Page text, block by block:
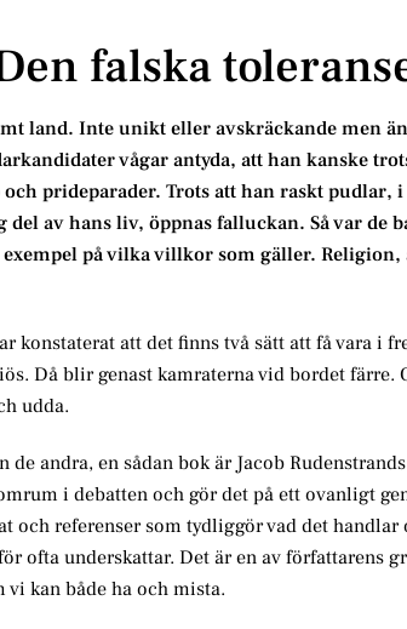
falska
land. Inte unikt eller avskräckande men
vågar antyda, att han kanske
prideparader. Trots att han raskt
av hans liv, öppnas falluckan. Så var de
på vilka villkor som gäller.
konstaterat att det finns två sätt att få vara i
Då blir genast kamraterna vid bordet
udda.
de andra, en sådan bok är Jacob
i debatten och gör det på ett ovanligt
och referenser som tydliggör vad det
ofta underskattar. Det är en av författarens
kan både ha och mista.